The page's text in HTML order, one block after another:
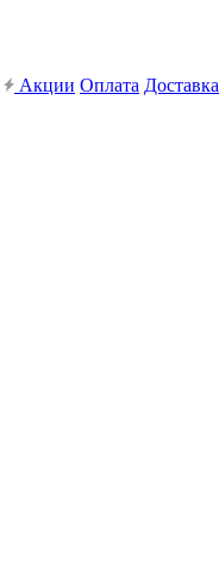
Акции Оплата Доставка